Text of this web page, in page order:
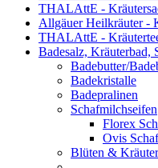
THALAttE -
Allgäuer Heilkräuter -
THALAttE -
Badesalz, Kräuterbad,
Badebutter/
Badekristalle
Badepralinen
Schafmilchseifen
Florex
Ovis
Blüten &